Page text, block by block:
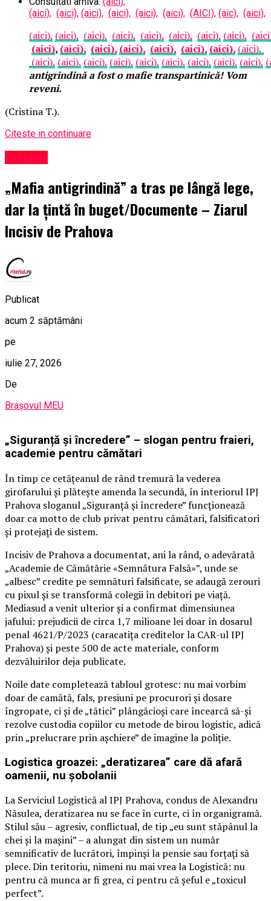
(aici), (aici), (aici), (aici), (aici), (aici), (AICI), (aic), (aici),
(aici), (aici), (aici), (aici), (aici), (aici), (aici), (aici),
(aici), (aici), (aici), (aici), (aici), (aici), (aici), (aici),
(aici), (aici), (aici), (aici), (aici), (aici), (aici), (aici), (aici),
antigrindină a fost o mafie transpartinică! Vom
reveni.
(Cristina T.).
Citeste in continuare
Exclusiv
„Mafia antigrindină” a tras pe lângă lege,
dar la țintă în buget/Documente – Ziarul
Incisiv de Prahova
Publicat
acum 2 săptămâni
pe
iulie 27, 2026
De
Brașovul MEU
„Siguranță și încredere” – slogan pentru fraieri,
academie pentru cămătari
În timp ce cetățeanul de rând tremură la vederea
girofarului și plătește amenda la secundă, în interiorul IPJ
Prahova sloganul „Siguranță și încredere” funcționează
doar ca motto de club privat pentru cămătari, falsificatori
și protejați de sistem.
Incisiv de Prahova a documentat, ani la rând, o adevărată
„Academie de Cămătărie «Semnătura Falsă»”, unde se
„albesc” credite pe semnături falsificate, se adaugă zerouri
cu pixul și se transformă colegii în debitori pe viață.
Mediasud a venit ulterior și a confirmat dimensiunea
jafului: prejudicii de circa 1,7 milioane lei doar în dosarul
penal 4621/P/2023 (caracatița creditelor la CAR-ul IPJ
Prahova) și peste 500 de acte materiale, conform
dezvăluirilor deja publicate.
Noile date completează tabloul grotesc: nu mai vorbim
doar de camătă, fals, presiuni pe procurori și dosare
îngropate, ci și de „tătici” plângăcioși care încearcă să-și
rezolve custodia copiilor cu metode de birou logistic, adică
prin „prelucrare prin așchiere” de imagine la poliție.
Logistica groazei: „deratizarea” care dă afară
oamenii, nu șobolanii
La Serviciul Logistică al IPJ Prahova, condus de Alexandru
Năsulea, deratizarea nu se face în curte, ci în organigramă.
Stilul său – agresiv, conflictual, de tip „eu sunt stăpânul la
chei și la mașini” – a alungat din sistem un număr
semnificativ de lucrători, împinși la pensie sau forțați să
plece. Din teritoriu, nimeni nu mai vrea la Logistică: nu
pentru că munca ar fi grea, ci pentru că șeful e „toxicul
perfect”.